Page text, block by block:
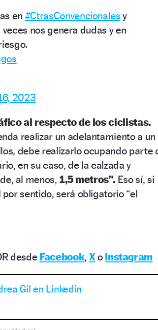
en #CtrasConvencionales y
nos genera dudas y en
2023
al respecto de los ciclistas.
realizar un adelantamiento a un
debe realizarlo ocupando parte
en su caso, de la calzada y
al menos, 1,5 metros”. Eso sí, si
sentido, será obligatorio “el
desde Facebook, Xo Instagram
Gil en Linkedin